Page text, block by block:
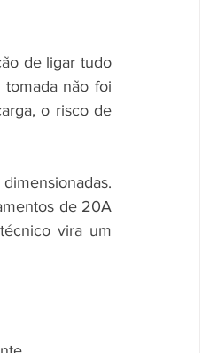
de ligar tudo
não foi
o risco de
de 20A
vira um